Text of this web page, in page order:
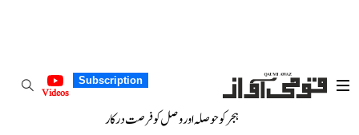
Subscription
Videos
ہجر کو حوصلہ اور وصل کو فرصت درکار